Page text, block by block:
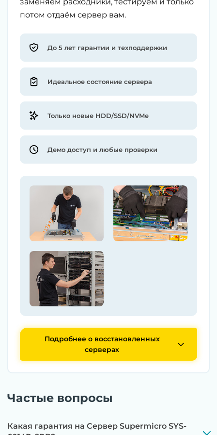
потом отдаём сервер вам.
До 5 лет гарантии и техподдержки
Идеальное состояние сервера
Только новые HDD/SSD/NVMe
Демо доступ и любые проверки
Подробнее о восстановленных
серверах
Частые вопросы
Какая гарантия на Сервер Supermicro SYS-